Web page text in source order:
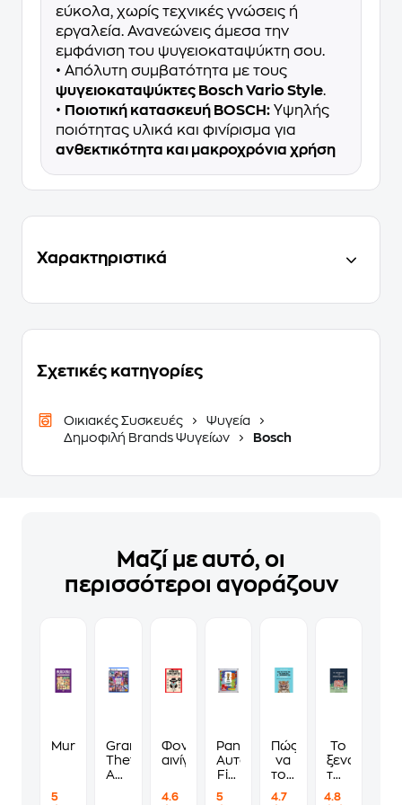
εύκολα, χωρίς τεχνικές γνώσεις ή
εργαλεία. Ανανεώνεις άμεσα την
εμφάνιση του ψυγειοκαταψύκτη σου.
• Απόλυτη συμβατότητα με τους
ψυγειοκαταψύκτες Bosch Vario Style.
• Ποιοτική κατασκευή BOSCH: Υψηλής
ποιότητας υλικά και φινίρισμα για
ανθεκτικότητα και μακροχρόνια χρήση
Χαρακτηριστικά
Σχετικές κατηγορίες
Οικιακές Συσκευές
Ψυγεία
Δημοφιλή Brands Ψυγείων
Bosch
Μαζί με αυτό, οι
περισσότεροι αγοράζουν
Murdoku
5
Grand
Theft
Auto
Φονικά
αινίγματα
4.6
Panini
Αυτοκόλλητα
Fifa
5
Πώς
να
τους
4.7
Το
ξενοδοχείο
των
4.8